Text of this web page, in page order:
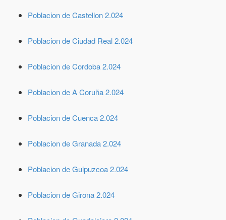
Poblacion de Castellon 2.024
Poblacion de Ciudad Real 2.024
Poblacion de Cordoba 2.024
Poblacion de A Coruña 2.024
Poblacion de Cuenca 2.024
Poblacion de Granada 2.024
Poblacion de Guipuzcoa 2.024
Poblacion de Girona 2.024